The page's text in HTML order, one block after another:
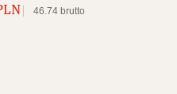
46.74 brutto